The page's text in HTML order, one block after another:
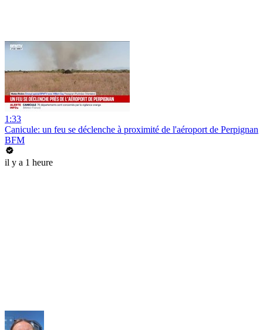
1:33
Canicule: un feu se déclenche à proximité de l'aéroport de Perpignan
BFM
il y a 1 heure